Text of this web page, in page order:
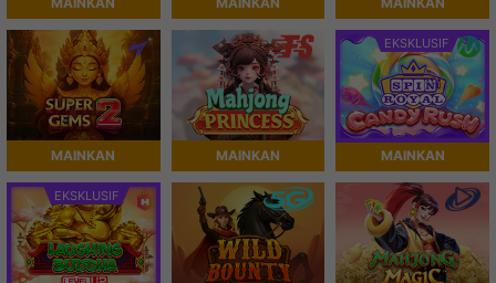
MAINKAN MAINKAN
EKSKLUSIF
MAINKAN
EKSKLUSIF